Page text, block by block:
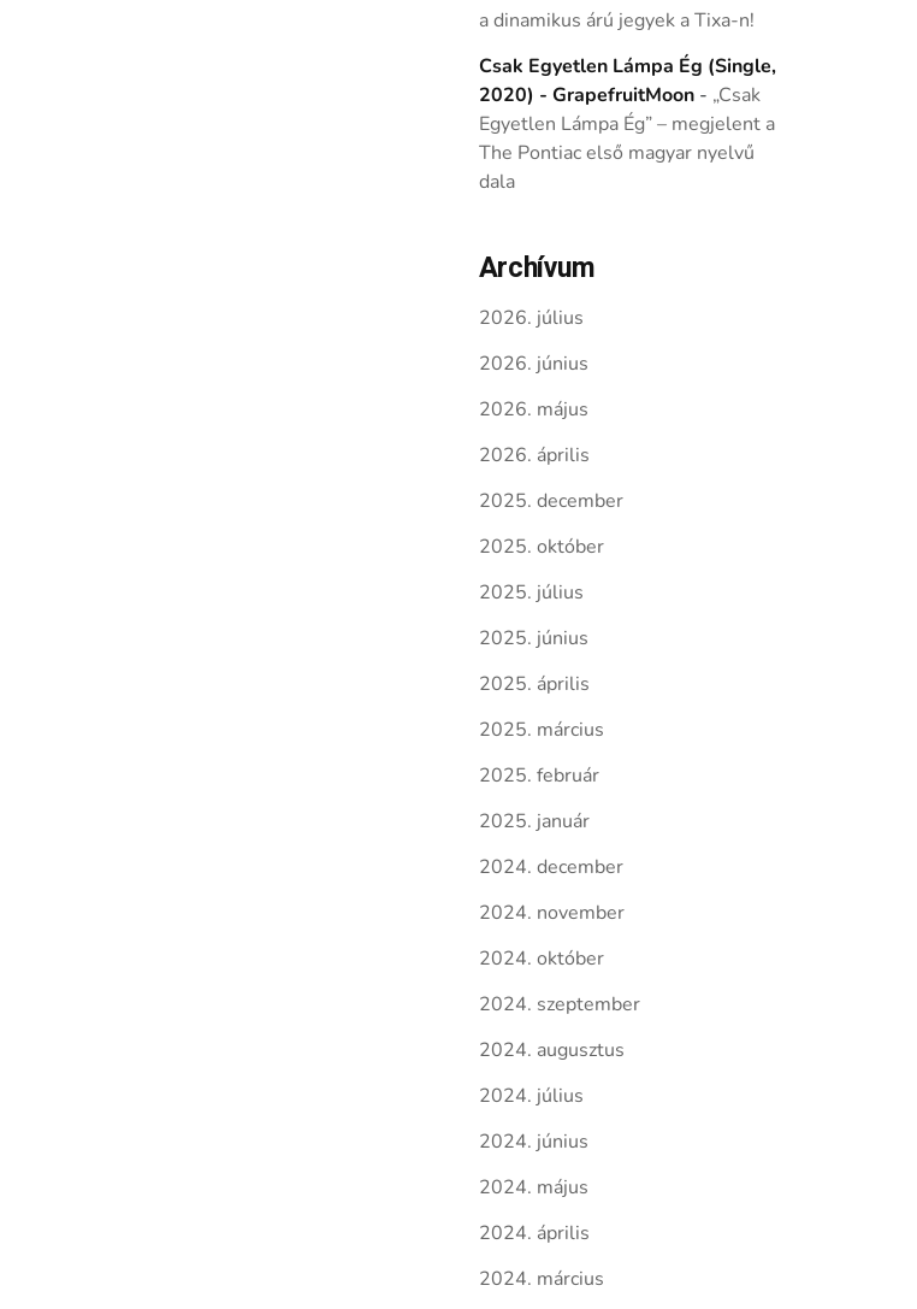
a dinamikus árú jegyek a Tixa-n!
Csak Egyetlen Lámpa Ég (Single,
2020) - GrapefruitMoon- „Csak
Egyetlen Lámpa Ég” – megjelent a
The Pontiac első magyar nyelvű
dala
Archívum
2026. július
2026. június
2026. május
2026. április
2025. december
2025. október
2025. július
2025. június
2025. április
2025. március
2025. február
2025. január
2024. december
2024. november
2024. október
2024. szeptember
2024. augusztus
2024. július
2024. június
2024. május
2024. április
2024. március